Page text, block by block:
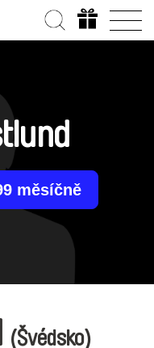
měsíčně
(Švédsko)